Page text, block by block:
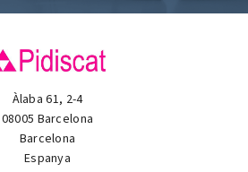
Àlaba 61, 2-4
08005 Barcelona
Barcelona
Espanya